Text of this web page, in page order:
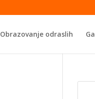
Obrazovanje odraslih